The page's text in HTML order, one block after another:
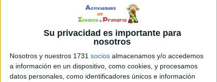
Su privacidad es importante para
nosotros
Nosotros y nuestros 1731 socios almacenamos y/o accedemos
a información en un dispositivo, como cookies, y procesamos
datos personales, como identificadores únicos e información
Pulsa sobre el enlace para descargar el
horarios curso escolar 2022-2023